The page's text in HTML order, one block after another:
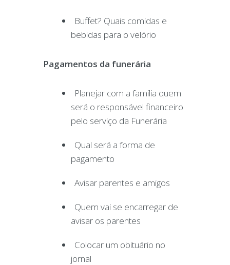
Buffet? Quais comidas e
bebidas para o velório
Pagamentos da funerária
Planejar com a família quem
será o responsável financeiro
pelo serviço da Funerária
Qual será a forma de
pagamento
Avisar parentes e amigos
Quem vai se encarregar de
avisar os parentes
Colocar um obituário no
jornal